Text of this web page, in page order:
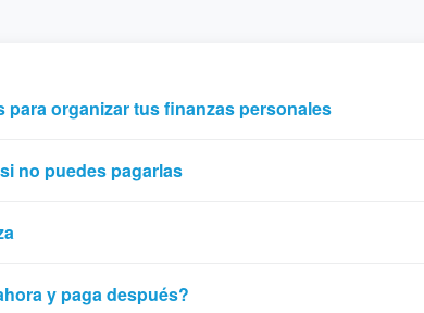
organizar tus finanzas personales
no puedes pagarlas
y paga después?